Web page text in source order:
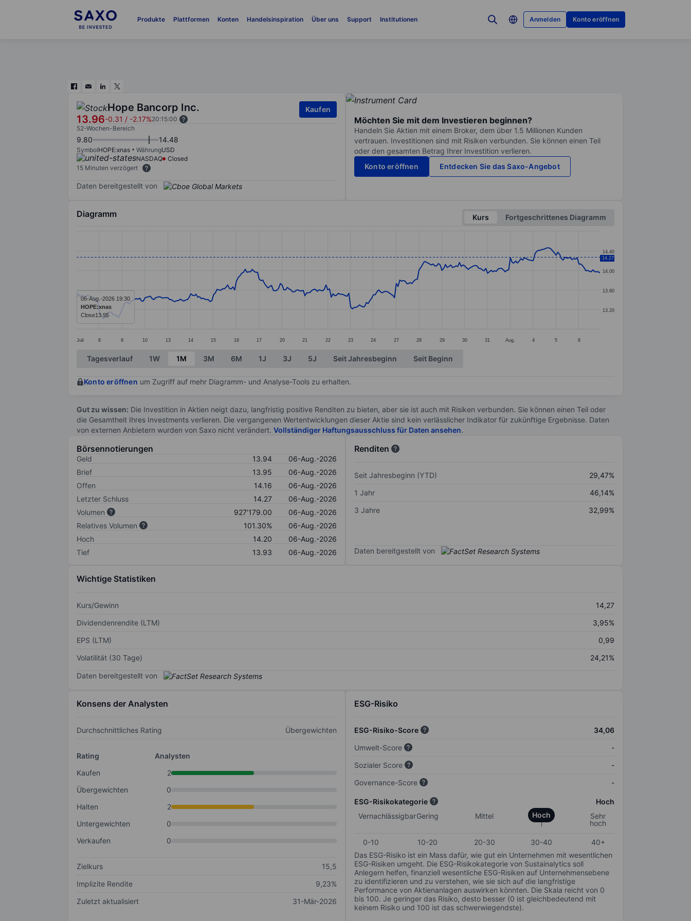
Produkte Plattformen Konten Handelsinspiration Über uns Support Institutionen Anmelden Konto eröffnen
Hope Bancorp Inc.
13.96-0.31 / -2.17%20:15:00
Kaufen
52-Wochen-Bereich
9.80 14.48
SymbolHOPE:xnas WährungUSD
NASDAQ
Closed
15 Minuten verzögert
Daten bereitgestellt von
Möchten Sie mit dem Investieren beginnen?
Handeln Sie Aktien mit einem Broker, dem über 1.5 Millionen Kunden
vertrauen. Investitionen sind mit Risiken verbunden. Sie können einen Teil
oder den gesamten Betrag Ihrer Investition verlieren.
Konto eröffnen
Entdecken Sie das Saxo-Angebot
Diagramm Kurs
Fortgeschrittenes Diagramm
Line chart with 299 data points.
The chart has 1 X axis displaying categories.
The chart has 1 Y axis displaying values. Data ranges from 13.01 to 14.46.
Juli 8 9 10 13 14 15 16 17 20 21 22 23 24 27 28 29 30 31 Aug. 4 5 6
13.20
13.60
14.00
14.40
14.27
06-Aug.-2026 19:30
HOPE:xnas
Close13.95
End of interactive chart.
Tagesverlauf 1W 1M 3M 6M 1J 3J 5J Seit Jahresbeginn Seit Beginn
Konto eröffnen um Zugriff auf mehr Diagramm- und Analyse-Tools zu erhalten.
Gut zu wissen: Die Investition in Aktien neigt dazu, langfristig positive Renditen zu bieten, aber sie ist auch mit Risiken verbunden. Sie können einen Teil oder
die Gesamtheit Ihres Investments verlieren. Die vergangenen Wertentwicklungen dieser Aktie sind kein verlässlicher Indikator für zukünftige Ergebnisse. Daten
von externen Anbietern wurden von Saxo nicht verändert. Vollständiger Haftungsausschluss für Daten ansehen.
Börsennotierungen
Geld 13.94
06-Aug.-2026
Brief
13.95
06-Aug.-2026
Offen
14.16
06-Aug.-2026
Letzter Schluss
14.27
06-Aug.-2026
Volumen
927'179.00
06-Aug.-2026
Relatives Volumen
101.30%
06-Aug.-2026
Hoch
14.20
06-Aug.-2026
Tief
13.93 06-Aug.-2026
Renditen
Seit Jahresbeginn (YTD)
29,47%
1 Jahr
46,14%
3 Jahre
32,99%
Daten bereitgestellt von
Wichtige Statistiken
Kurs/Gewinn
14,27
Dividendenrendite (LTM)
3,95%
EPS (LTM)
0,99
Volatilität (30 Tage)
24,21%
Daten bereitgestellt von
Konsens der Analysten
Durchschnittliches Rating Übergewichten
Rating
Analysten
Kaufen
2
Übergewichten
0
Halten
2
Untergewichten
0
Verkaufen
0
Zielkurs
15,5
Implizite Rendite
9,23%
Zuletzt aktualisiert
31-Mär-2026
ESG-Risiko
ESG-Risiko-Score
34,06
Umwelt-Score
-
Sozialer Score
-
Governance-Score
-
ESG-Risikokategorie
Hoch
VernachlässigbarGering Mittel Hoch
Sehr
hoch
0-10 10-20 20-30 30-40
40+
Das ESG-Risiko ist ein Mass dafür, wie gut ein Unternehmen mit wesentlichen
ESG-Risiken umgeht. Die ESG-Risikokategorie von Sustainalytics soll
Anlegern helfen, finanziell wesentliche ESG-Risiken auf Unternehmensebene
zu identifizieren und zu verstehen, wie sie sich auf die langfristige
Performance von Aktienanlagen auswirken könnten. Die Skala reicht von 0
bis 100. Je geringer das Risiko, desto besser (0 ist gleichbedeutend mit
keinem Risiko und 100 ist das schwerwiegendste).